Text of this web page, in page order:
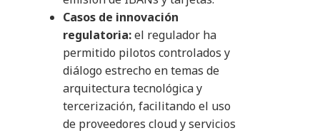
Casos de innovación
regulatoria:el regulador ha
permitido pilotos controlados y
diálogo estrecho en temas de
arquitectura tecnológica y
tercerización, facilitando el uso
de proveedores cloud y servicios